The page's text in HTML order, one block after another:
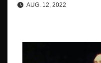
AUG. 12, 2022